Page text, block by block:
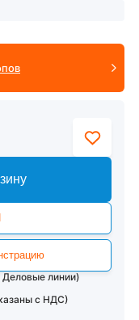
линии)
с НДС)